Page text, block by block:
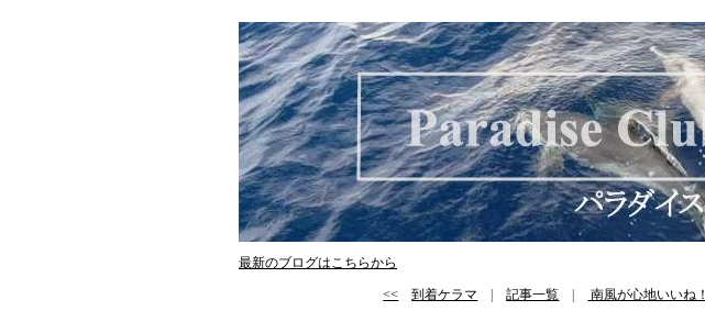
最新のブログはこちらから
<< 到着ケラマ |記事一覧 南風が心地いいね！